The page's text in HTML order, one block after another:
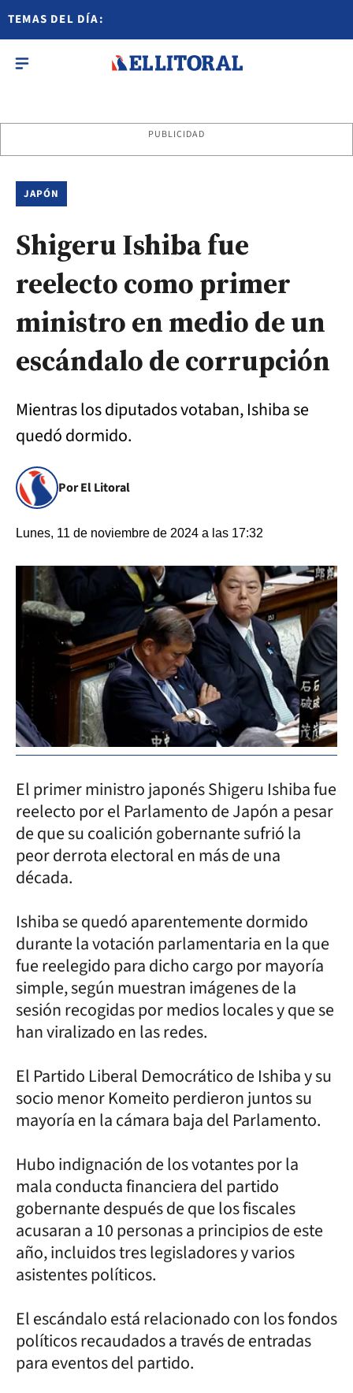
TEMAS DEL DÍA:
PUBLICIDAD
JAPÓN
Shigeru Ishiba fue
reelecto como primer
ministro en medio de un
escándalo de corrupción
Mientras los diputados votaban, Ishiba se
quedó dormido.
Por El Litoral
Lunes, 11 de noviembre de 2024 a las 17:32
El primer ministro japonés Shigeru Ishiba fue
reelecto por el Parlamento de Japón a pesar
de que su coalición gobernante sufrió la
peor derrota electoral en más de una
década.
Ishiba se quedó aparentemente dormido
durante la votación parlamentaria en la que
fue reelegido para dicho cargo por mayoría
simple, según muestran imágenes de la
sesión recogidas por medios locales y que se
han viralizado en las redes.
El Partido Liberal Democrático de Ishiba y su
socio menor Komeito perdieron juntos su
mayoría en la cámara baja del Parlamento.
Hubo indignación de los votantes por la
mala conducta financiera del partido
gobernante después de que los fiscales
acusaran a 10 personas a principios de este
año, incluidos tres legisladores y varios
asistentes políticos.
El escándalo está relacionado con los fondos
políticos recaudados a través de entradas
para eventos del partido.